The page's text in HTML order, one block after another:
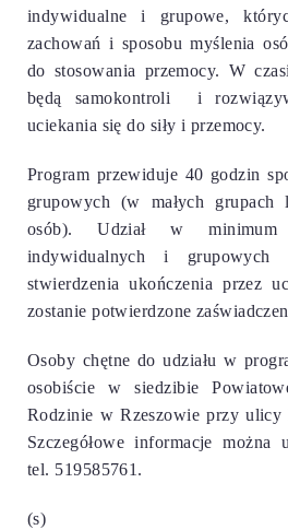
indywidualne i grupowe,
zachowań i sposobu myślenia
do stosowania przemocy. W
będą samokontroli i
uciekania się do siły i przemocy.
Program przewiduje 40 godzin
grupowych (w małych
osób). Udział w
indywidualnych i grupowych
stwierdzenia ukończenia przez
zostanie potwierdzone
Osoby chętne do udziału w
osobiście w siedzibie
Rodzinie w Rzeszowie przy ulicy
Szczegółowe informacje można
tel. 519585761.
(s)